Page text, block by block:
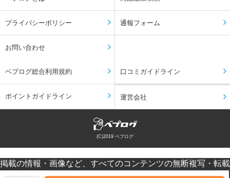
プライバシーポリシー 通報フォーム
お問い合わせ
ベプログ総合利用規約 口コミガイドライン
ポイントガイドライン 運営会社
(C)2019 ベプログ
掲載の情報・画像など、すべてのコンテンツの無断複写・転載
を禁じます。